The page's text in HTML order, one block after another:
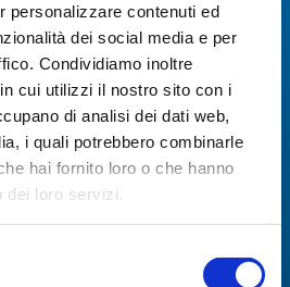
personalizzare contenuti ed
dei social media e per
Condividiamo inoltre
cui utilizzi il nostro sito con i
di analisi dei dati web,
i quali potrebbero combinarle
hai fornito loro o che hanno
loro servizi.
PIANO – INT.4
PESCHIERA DEL GARDA (VR)
ITALY
Legale
SANITARIO: